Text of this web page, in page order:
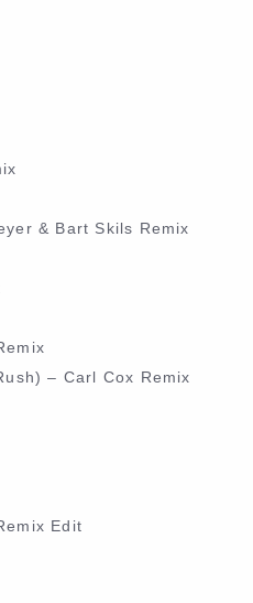
& Bart Skils Remix
– Carl Cox Remix
Edit